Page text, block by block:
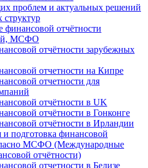
проблем и актуальных решений
структур
финансовой отчётности
МСФО
отчётности зарубежных
отчетности на Кипре
отчетности для
отчётности в UK
отчётности в Гонконге
отчётности в Ирландии
подготовка финансовой
МСФО (Международные
отчётности)
отчетности в Белизе